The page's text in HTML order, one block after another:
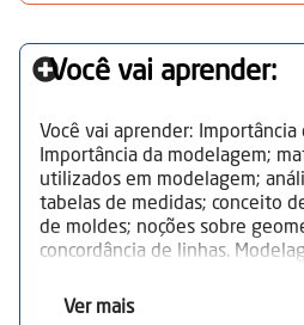
Você vai aprender:
Você vai aprender: Importância
Importância da modelagem;
utilizados em modelagem;
tabelas de medidas; conceito
de moldes; noções sobre
concordância de linhas.
vestido, calça, golas, mangas e
Ver mais